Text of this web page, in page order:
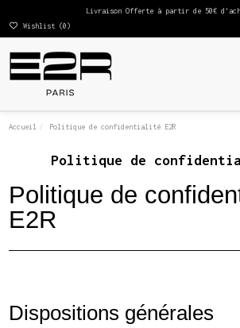
Livraison Offerte à partir de 50€
Wishlist (0)
Accueil Politique de confidentialité E2R
Politique de
Politique de
E2R
Dispositions générales